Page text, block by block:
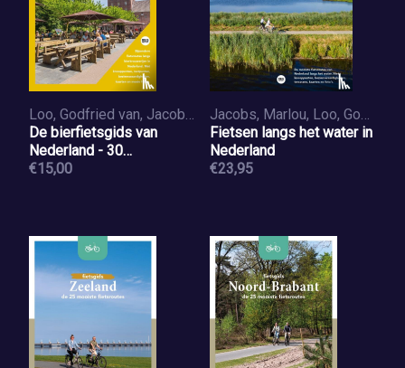
Loo, Godfried van, Jacobs, Marlou
De bierfietsgids van
Nederland - 30
fietsroutes langs
€15,00
Jacobs, Marlou, Loo, Godfried van
Fietsen langs het water in
Nederland
€23,95